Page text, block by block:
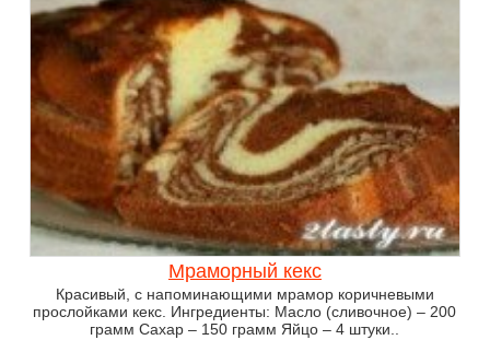
Мраморный кекс
Красивый, с напоминающими мрамор коричневыми
прослойками кекс. Ингредиенты: Масло (сливочное) – 200
грамм Сахар – 150 грамм Яйцо – 4 штуки..